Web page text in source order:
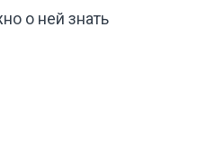
о ней знать